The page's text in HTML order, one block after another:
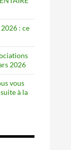
: ce
2026
vous
à la